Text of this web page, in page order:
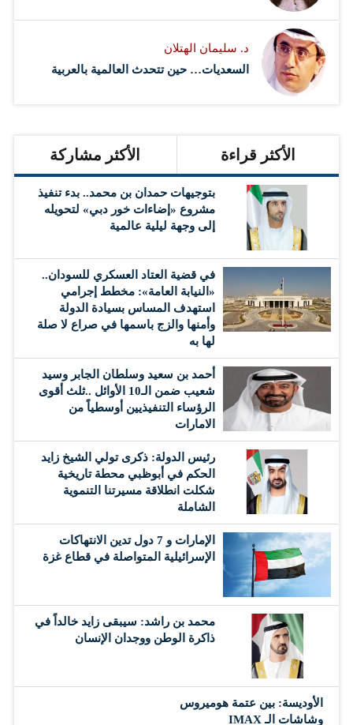
د. سليمان الهتلان
السعديات… حين تتحدث العالمية بالعربية
الأكثر قراءة الأكثر مشاركة
بتوجيهات حمدان بن محمد.. بدء تنفيذ
مشروع «إضاءات خور دبي» لتحويله
إلى وجهة ليلية عالمية
في قضية العتاد العسكري للسودان..
«النيابة العامة»: مخطط إجرامي
استهدف المساس بسيادة الدولة
وأمنها والزج باسمها في صراع لا صلة
لها به
أحمد بن سعيد وسلطان الجابر وسيد
شعيب ضمن الـ10 الأوائل ..ثلث أقوى
الرؤساء التنفيذيين أوسطياً من
الامارات
رئيس الدولة: ذكرى تولي الشيخ زايد
الحكم في أبوظبي محطة تاريخية
شكلت انطلاقة مسيرتنا التنموية
الشاملة
الإمارات و 7 دول تدين الانتهاكات
الإسرائيلية المتواصلة في قطاع غزة
محمد بن راشد: سيبقى زايد خالداً في
ذاكرة الوطن ووجدان الإنسان
الأوديسة: بين عتمة هوميروس
وشاشات الـ IMAX